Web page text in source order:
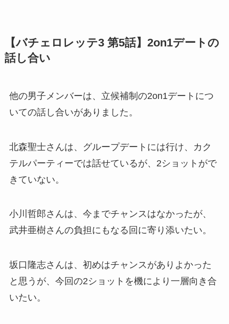
【バチェロレッテ3 第5話】2on1デートの
話し合い
他の男子メンバーは、立候補制の2on1デートにつ
いての話し合いがありました。
北森聖士さんは、グループデートには行け、カク
テルパーティーでは話せているが、2ショットがで
きていない。
小川哲郎さんは、今までチャンスはなかったが、
武井亜樹さんの負担にもなる回に寄り添いたい。
坂口隆志さんは、初めはチャンスがありよかった
と思うが、今回の2ショットを機により一層向き合
いたい。